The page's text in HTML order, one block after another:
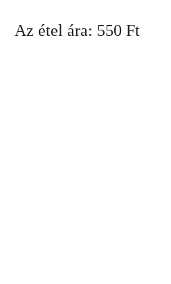
Az étel ára: 550 Ft